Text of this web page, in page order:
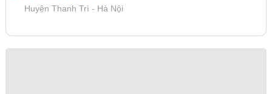
Huyện Thanh Trì - Hà Nội